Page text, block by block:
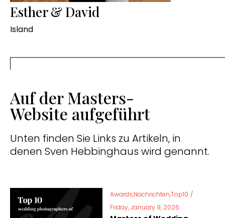
Esther & David
Island
Auf der Masters-
Website aufgeführt
Unten finden Sie Links zu Artikeln, in
denen Sven Hebbinghaus wird genannt.
Awards,Nachrichten,Top10 /
Friday, January 9, 2026